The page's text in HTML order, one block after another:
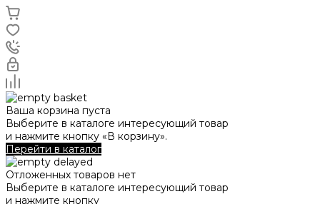
Ваша корзина пуста
Выберите в каталоге интересующий товар
и нажмите кнопку «В корзину».
Перейти в каталог
Отложенных товаров нет
Выберите в каталоге интересующий товар
и нажмите кнопку